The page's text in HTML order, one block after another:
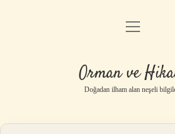
Anasayfa
Yasal Uyarı
menüyü
Orman ve
Doğadan ilham alan neşeli